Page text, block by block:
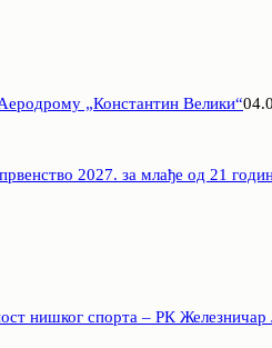
„Константин Велики“
2027. за млађе од 21
нишког спорта – РК